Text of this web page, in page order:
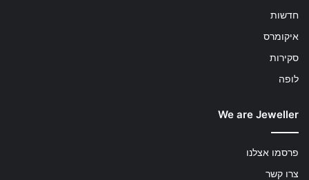
חדשות
איקומרס
סקירות
לופה
We are Jeweller
פרסמו אצלנו
צרו קשר